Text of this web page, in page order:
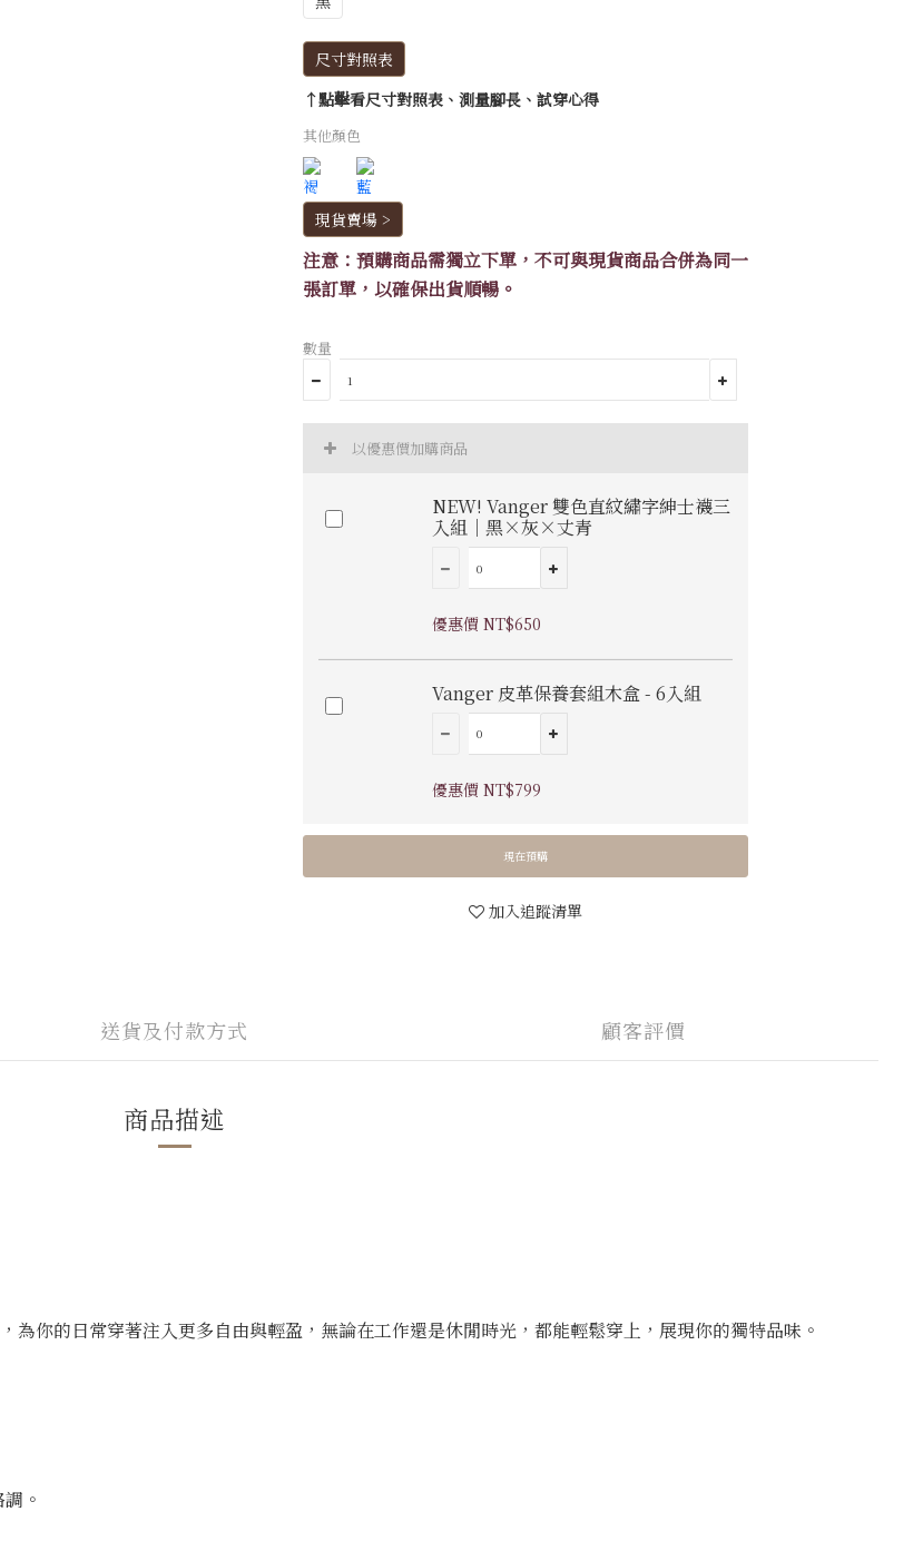
尺寸對照表
↑點擊看尺寸對照表、測量腳長、試穿心得
其他顏色
現貨賣場 >
注意：預購商品需獨立下單，不可與現貨商品合併為同一
張訂單，以確保出貨順暢。
數量
以優惠價加購商品
NEW! Vanger 雙色直紋繡字紳士襪三
入組｜黑×灰×丈青
優惠價 NT$650
Vanger 皮革保養套組木盒 - 6入組
優惠價 NT$799
現在預購
加入追蹤清單
送貨及付款方式 顧客評價
商品描述
你的日常穿著注入更多自由與輕盈，無論在工作還是休閒時光，都能輕鬆穿上，展現你的獨特品味。
。